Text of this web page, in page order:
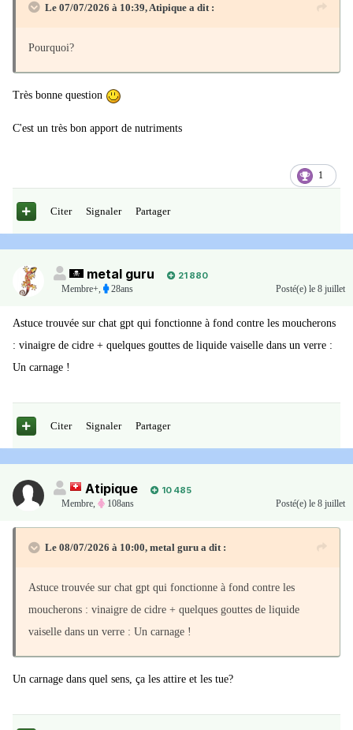
Le 07/07/2026 à 10:39, Atipique a dit :
Pourquoi?
Très bonne question
C'est un très bon apport de nutriments
1
Citer Signaler Partager
metal guru
21 880
Membre+,
28ans Posté(e) le 8 juillet
Astuce trouvée sur chat gpt qui fonctionne à fond contre les moucherons
: vinaigre de cidre + quelques gouttes de liquide vaiselle dans un verre :
Un carnage !
Citer Signaler Partager
Atipique
10 485
Membre, 108ans Posté(e) le 8 juillet
Le 08/07/2026 à 10:00, metal guru a dit :
Astuce trouvée sur chat gpt qui fonctionne à fond contre les
moucherons : vinaigre de cidre + quelques gouttes de liquide
vaiselle dans un verre : Un carnage !
Un carnage dans quel sens, ça les attire et les tue?